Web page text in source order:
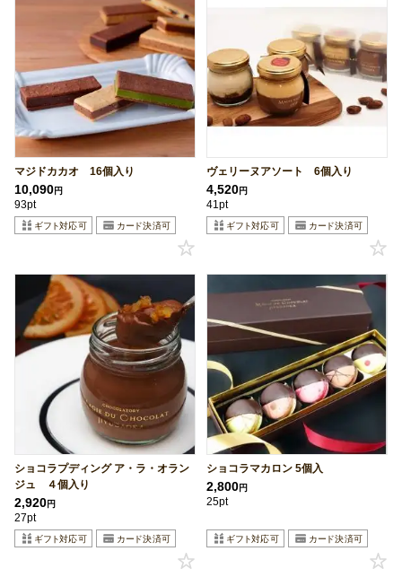
マジドカカオ 16個入り
10,090円
93pt
ヴェリーヌアソート 6個入り
4,520円
41pt
ショコラプディング ア・ラ・オラン
ジュ ４個入り
2,920円
27pt
ショコラマカロン 5個入
2,800円
25pt